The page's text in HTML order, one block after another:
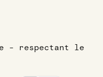
- respectant le